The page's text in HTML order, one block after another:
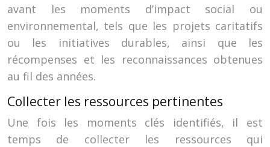
avant les moments d’impact social ou
environnemental, tels que les projets caritatifs
ou les initiatives durables, ainsi que les
récompenses et les reconnaissances obtenues
au fil des années.
Collecter les ressources pertinentes
Une fois les moments clés identifiés, il est
temps de collecter les ressources qui